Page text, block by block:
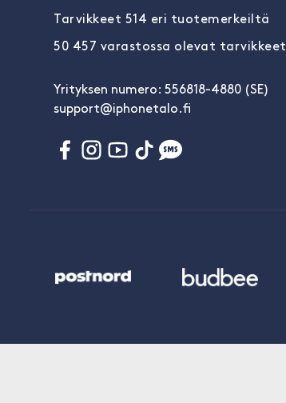
Tarvikkeet 514 eri tuotemerkeiltä
50 457 varastossa olevat tarvikkeet
Yrityksen numero: 556818-4880 (SE)
support@iphonetalo.fi